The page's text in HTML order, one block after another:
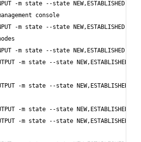
-m state --state
console
-m state --state
-m state --state
-m state --state
-m state --state
-m state --state
-m state --state